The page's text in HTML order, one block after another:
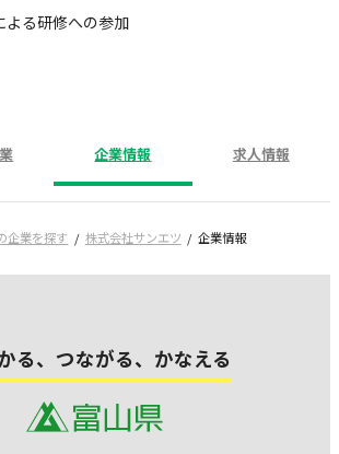
よる研修への参加
企業情報 求人情報
企業を探す 株式会社サンエツ 企業情報
る、つながる、かなえる